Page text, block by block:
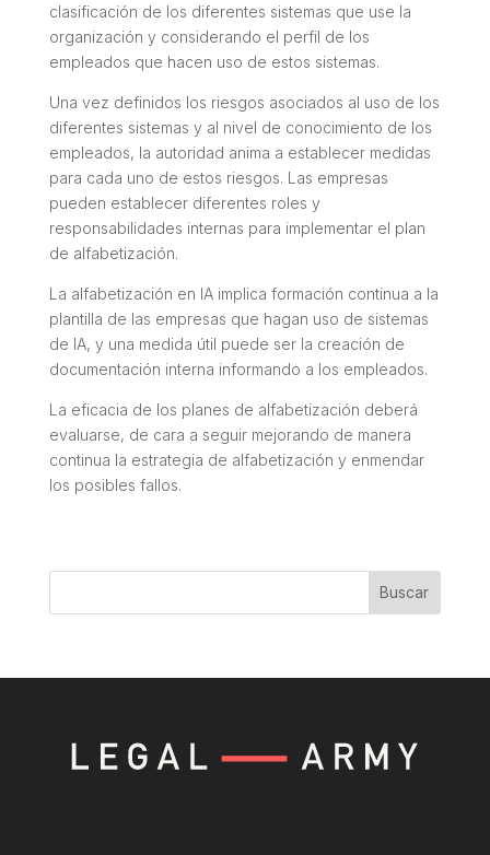
clasificación de los diferentes sistemas que use la
organización y considerando el perfil de los
empleados que hacen uso de estos sistemas.
Una vez definidos los riesgos asociados al uso de los
diferentes sistemas y al nivel de conocimiento de los
empleados, la autoridad anima a establecer medidas
para cada uno de estos riesgos. Las empresas
pueden establecer diferentes roles y
responsabilidades internas para implementar el plan
de alfabetización.
La alfabetización en IA implica formación continua a la
plantilla de las empresas que hagan uso de sistemas
de IA, y una medida útil puede ser la creación de
documentación interna informando a los empleados.
La eficacia de los planes de alfabetización deberá
evaluarse, de cara a seguir mejorando de manera
continua la estrategia de alfabetización y enmendar
los posibles fallos.
Buscar